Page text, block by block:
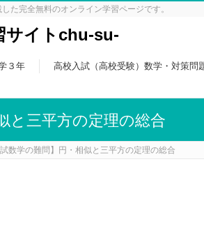
た完全無料のオンライン学習ページです。
サイトchu-su-
３年 高校入試（高校受験）数学・対策問
と三平方の定理の総合
試数学の難問】円・相似と三平方の定理の総合